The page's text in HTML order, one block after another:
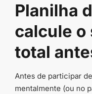
Planilha
calcule o
total
Antes de participar
mentalmente (ou no